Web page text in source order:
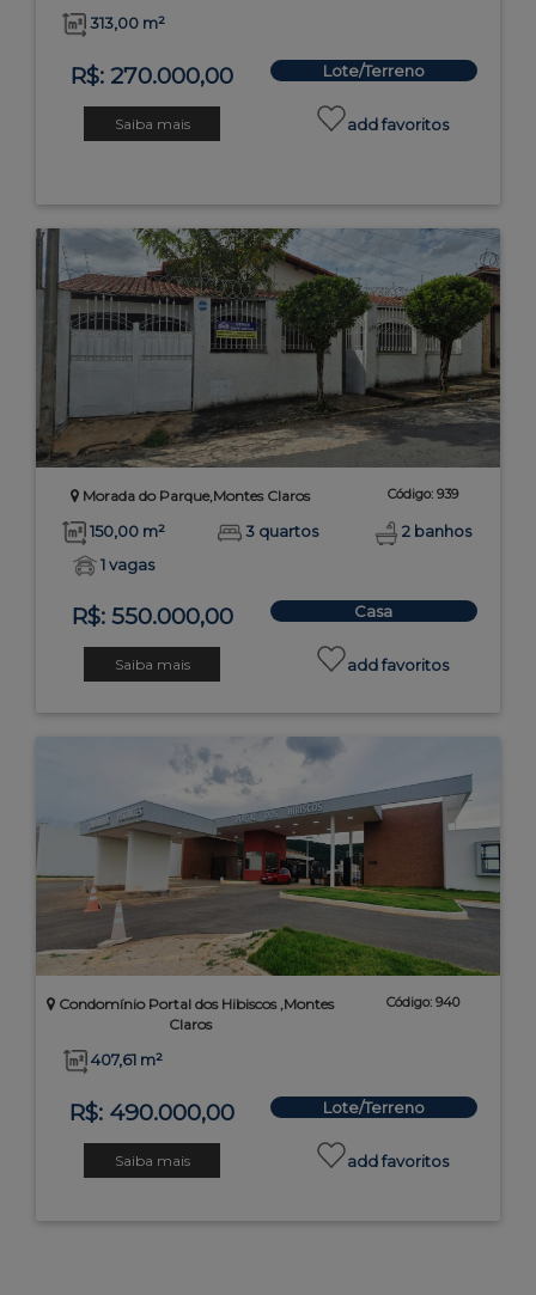
313,00 m²
R$: 270.000,00 Lote/Terreno
Saiba mais add favoritos
Morada do Parque,Montes Claros Código: 939
150,00 m² 3 quartos
2 banhos
1 vagas
R$: 550.000,00 Casa
Saiba mais add favoritos
Condomínio Portal dos Hibiscos ,Montes
Claros
Código: 940
407,61 m²
R$: 490.000,00 Lote/Terreno
Saiba mais add favoritos